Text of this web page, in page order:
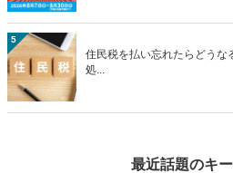
5
住民税を払い忘れたらどうな
処...
最近話題のキ